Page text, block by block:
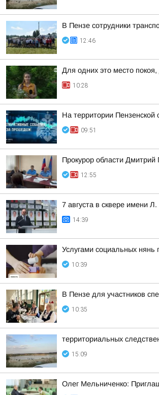
В Пензе сотрудники
12:46
Для одних это место
10:28
На территории Пензенской
09:51
Прокурор области
12:55
7 августа в сквере имени
14:39
Услугами социальных нянь
10:39
В Пензе для участников
10:35
территориальных
15:09
Олег Мельниченко: